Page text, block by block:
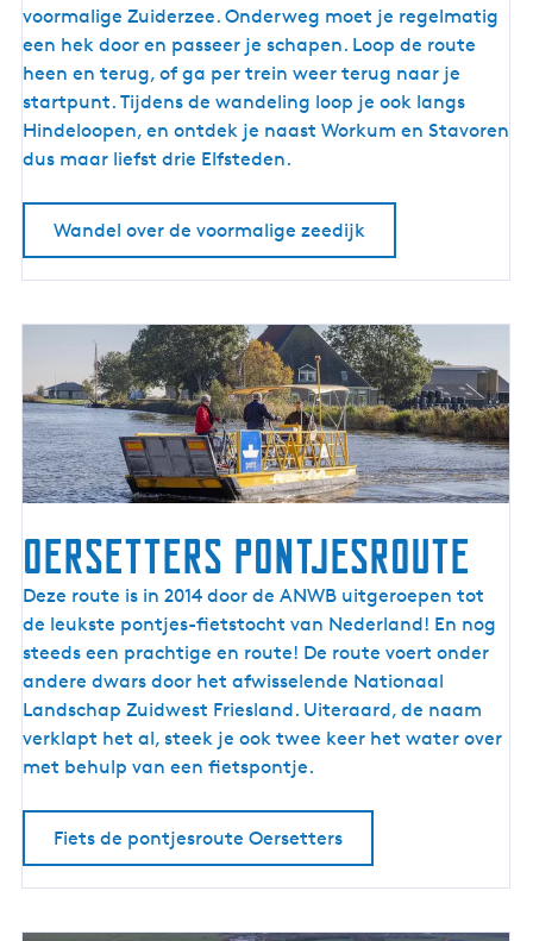
t
w
a
a
i
e
s
I
J
s
s
m
e
k
voormalige Zuiderzee. Onderweg moet je regelmatig
een hek door en passeer je schapen. Loop de route
heen en terug, of ga per trein weer terug naar je
startpunt. Tijdens de wandeling loop je ook langs
Hindeloopen, en ontdek je naast Workum en Stavoren
dus maar liefst drie Elfsteden.
Wandel over de voormalige zeedijk
Oersetters pontjesroute
O
e
r
s
e
t
t
Deze route is in 2014 door de ANWB uitgeroepen tot
de leukste pontjes-fietstocht van Nederland! En nog
steeds een prachtige en route! De route voert onder
andere dwars door het afwisselende Nationaal
Landschap Zuidwest Friesland. Uiteraard, de naam
verklapt het al, steek je ook twee keer het water over
met behulp van een fietspontje.
Fiets de pontjesroute Oersetters